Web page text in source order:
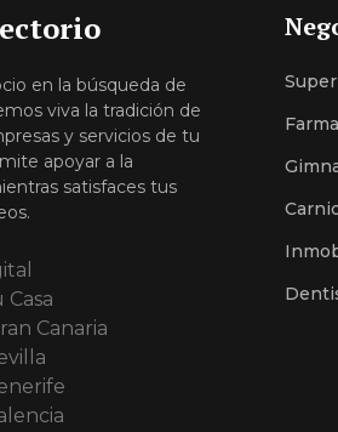
en la búsqueda de
viva la tradición de
y servicios de tu
apoyar a la
satisfaces tus
Canaria